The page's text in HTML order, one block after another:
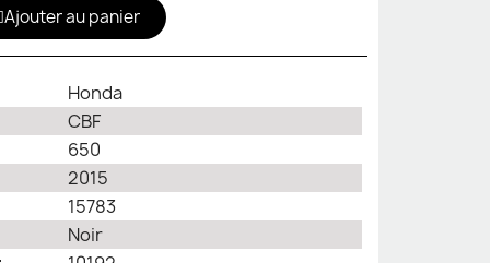
Ajouter au panier
Honda
CBF
650
2015
15783
Noir